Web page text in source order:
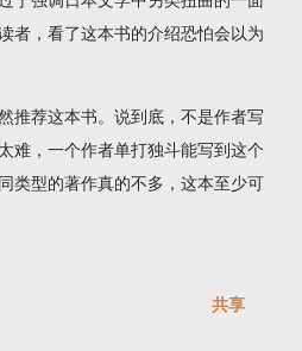
者，看了这本书的介绍恐怕会以为
推荐这本书。说到底，不是作者写
难，一个作者单打独斗能写到这个
类型的著作真的不多，这本至少可
共享